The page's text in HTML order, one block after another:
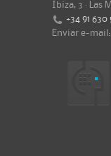
Ibiza, 3 · Las
+34 91 630
Enviar e-mail: